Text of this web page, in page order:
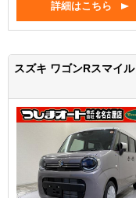
詳細はこちら
スズキ ワゴンRスマイル